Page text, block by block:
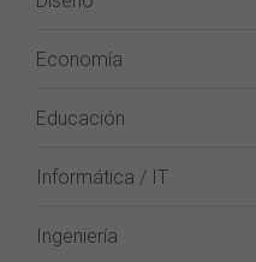
Economía
Educación
Informática / IT
Ingeniería